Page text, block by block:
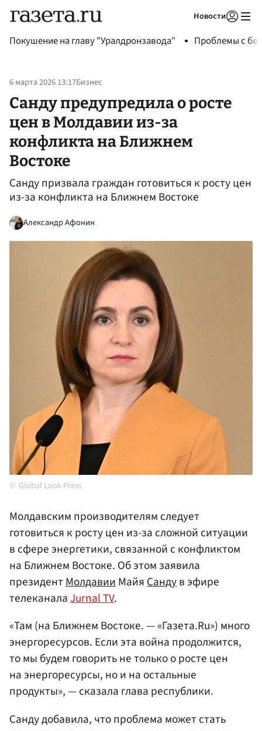
Новости
Покушение на главу "Уралдронзавода" Проблемы с
6 марта 2026 13:17Бизнес
Санду предупредила о росте
цен в Молдавии из-за
конфликта на Ближнем
Востоке
Санду призвала граждан готовиться к росту цен
из-за конфликта на Ближнем Востоке
Александр Афонин
Global Look Press
Молдавским производителям следует
готовиться к росту цен из-за сложной ситуации
в сфере энергетики, связанной с конфликтом
на Ближнем Востоке. Об этом заявила
президентМолдавииМайяСандув эфире
телеканалаJurnal TV.
«Там (на Ближнем Востоке. — «Газета.Ru») много
энергоресурсов. Если эта война продолжится,
то мы будем говорить не только о росте цен
на энергоресурсы, но и на остальные
продукты», — сказала глава республики.
Санду добавила, что проблема может стать